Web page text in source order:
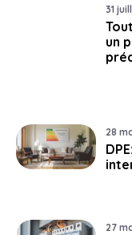
31
un
28
27